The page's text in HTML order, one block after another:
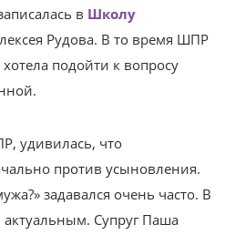
в Школу
Рудова. В то время ШПР
подойти к вопросу
удивилась, что
против усыновления.
задавался очень часто. В
Супруг Паша